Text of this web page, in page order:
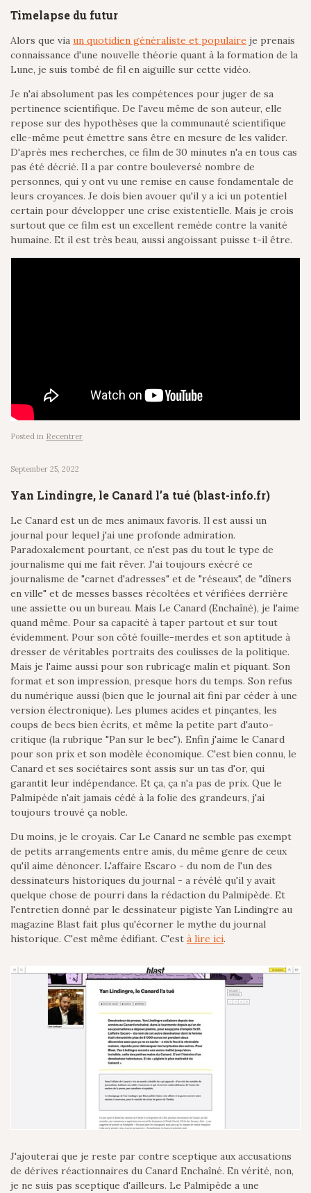
Timelapse du futur
Alors que via un quotidien généraliste et populaire je prenais
connaissance d'une nouvelle théorie quant à la formation de la
Lune, je suis tombé de fil en aiguille sur cette vidéo.
Je n'ai absolument pas les compétences pour juger de sa
pertinence scientifique. De l'aveu même de son auteur, elle
repose sur des hypothèses que la communauté scientifique
elle-même peut émettre sans être en mesure de les valider.
D'après mes recherches, ce film de 30 minutes n'a en tous cas
pas été décrié. Il a par contre bouleversé nombre de
personnes, qui y ont vu une remise en cause fondamentale de
leurs croyances. Je dois bien avouer qu'il y a ici un potentiel
certain pour développer une crise existentielle. Mais je crois
surtout que ce film est un excellent remède contre la vanité
humaine. Et il est très beau, aussi angoissant puisse t-il être.
Posted in Recentrer
September 25, 2022
Yan Lindingre, le Canard l’a tué (blast-info.fr)
Le Canard est un de mes animaux favoris. Il est aussi un
journal pour lequel j'ai une profonde admiration.
Paradoxalement pourtant, ce n'est pas du tout le type de
journalisme qui me fait rêver. J'ai toujours exécré ce
journalisme de "carnet d'adresses" et de "réseaux", de "dîners
en ville" et de messes basses récoltées et vérifiées derrière
une assiette ou un bureau. Mais Le Canard (Enchaîné), je l'aime
quand même. Pour sa capacité à taper partout et sur tout
évidemment. Pour son côté fouille-merdes et son aptitude à
dresser de véritables portraits des coulisses de la politique.
Mais je l'aime aussi pour son rubricage malin et piquant. Son
format et son impression, presque hors du temps. Son refus
du numérique aussi (bien que le journal ait fini par céder à une
version électronique). Les plumes acides et pinçantes, les
coups de becs bien écrits, et même la petite part d'auto-
critique (la rubrique "Pan sur le bec"). Enfin j'aime le Canard
pour son prix et son modèle économique. C'est bien connu, le
Canard et ses sociétaires sont assis sur un tas d'or, qui
garantit leur indépendance. Et ça, ça n'a pas de prix. Que le
Palmipède n'ait jamais cédé à la folie des grandeurs, j'ai
toujours trouvé ça noble.
Du moins, je le croyais. Car Le Canard ne semble pas exempt
de petits arrangements entre amis, du même genre de ceux
qu'il aime dénoncer. L'affaire Escaro - du nom de l'un des
dessinateurs historiques du journal - a révélé qu'il y avait
quelque chose de pourri dans la rédaction du Palmipède. Et
l'entretien donné par le dessinateur pigiste Yan Lindingre au
magazine Blast fait plus qu'écorner le mythe du journal
historique. C'est même édifiant. C'est à lire ici.
J'ajouterai que je reste par contre sceptique aux accusations
de dérives réactionnaires du Canard Enchaîné. En vérité, non,
je ne suis pas sceptique d'ailleurs. Le Palmipède a une